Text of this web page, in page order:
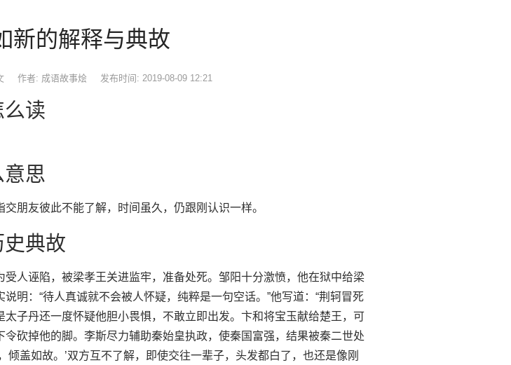
新的解释与典故
作者: 成语故事烩 发布时间: 2019-08-09 12:21
么读
意思
朋友彼此不能了解，时间虽久，仍跟刚认识一样。
史典故
诬陷，被梁孝王关进监牢，准备处死。邹阳十分激愤，他在狱中给梁
明：“待人真诚就不会被人怀疑，纯粹是一句空话。”他写道：“荆轲冒死
太子丹还一度怀疑他胆小畏惧，不敢立即出发。卞和将宝玉献给楚王，可
令砍掉他的脚。李斯尽力辅助秦始皇执政，使秦国富强，结果被秦二世处
倾盖如故。’双方互不了解，即使交往一辈子，头发都白了，也还是像刚